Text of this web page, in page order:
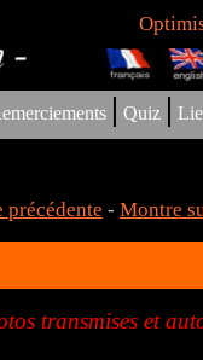
| Quiz |
précédente - Montre
transmises et